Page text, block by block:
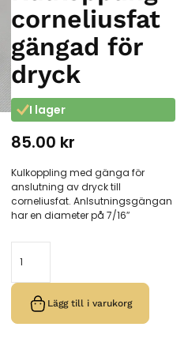
corneliusfat
gängad för
dryck
I lager
85.00 kr
Kulkoppling med gänga för
anslutning av dryck till
corneliusfat. Anlsutningsgängan
har en diameter på 7/16″
Lägg till i varukorg